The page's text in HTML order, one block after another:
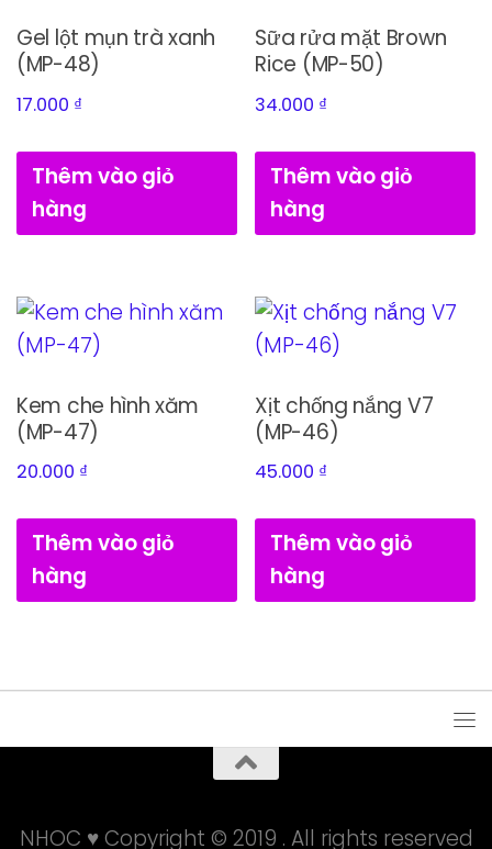
Gel lột mụn trà xanh
(MP-48)
17.000 ₫
Thêm vào giỏ
hàng
Sữa rửa mặt Brown
Rice (MP-50)
34.000 ₫
Thêm vào giỏ
hàng
Kem che hình xăm
(MP-47)
20.000 ₫
Thêm vào giỏ
hàng
Xịt chống nắng V7
(MP-46)
45.000 ₫
Thêm vào giỏ
hàng
NHOC ♥ Copyright © 2019 . All rights reserved